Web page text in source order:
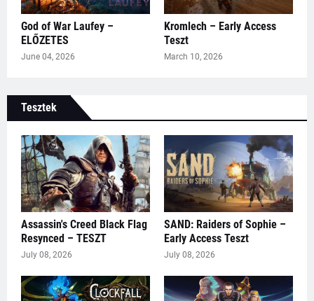
God of War Laufey –
ELŐZETES
June 04, 2026
Kromlech – Early Access
Teszt
March 10, 2026
Tesztek
Assassin's Creed Black Flag
Resynced – TESZT
July 08, 2026
SAND: Raiders of Sophie –
Early Access Teszt
July 08, 2026